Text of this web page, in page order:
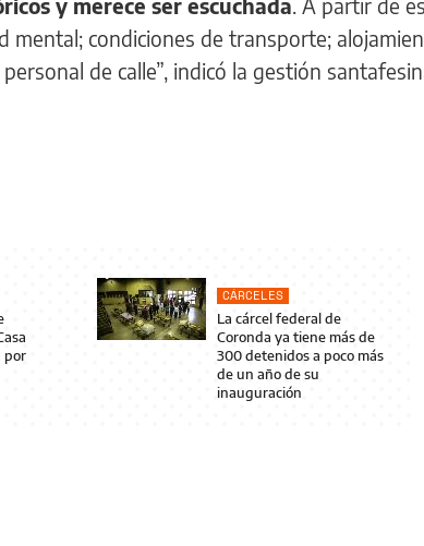
y merece ser escuchada. A partir de
mental; condiciones de transporte;
de calle”, indicó la gestión
por
CÁRCELES
La cárcel federal de
Coronda ya tiene más de
300 detenidos a poco más
de un año de su
inauguración